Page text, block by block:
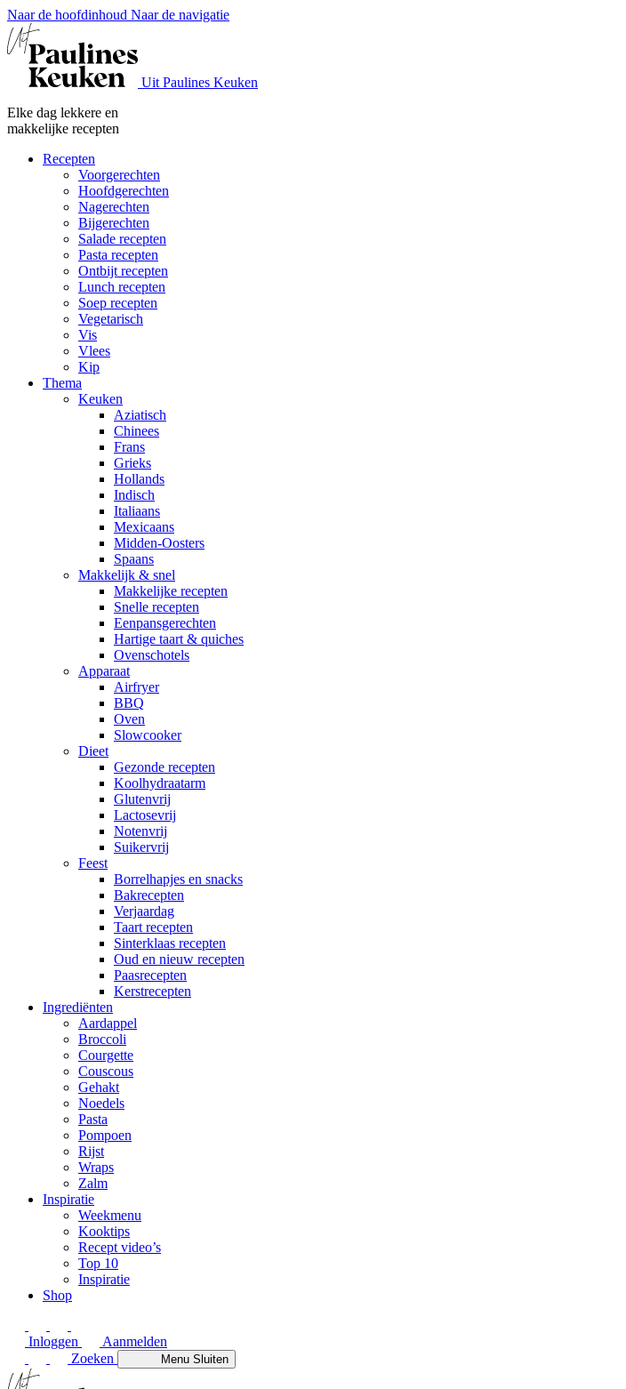
Naar de hoofdinhoud Naar de navigatie
Uit Paulines Keuken
Elke dag lekkere en
makkelijke recepten
Recepten
Voorgerechten
Hoofdgerechten
Nagerechten
Bijgerechten
Salade recepten
Pasta recepten
Ontbijt recepten
Lunch recepten
Soep recepten
Vegetarisch
Vis
Vlees
Kip
Thema
Keuken
Aziatisch
Chinees
Frans
Grieks
Hollands
Indisch
Italiaans
Mexicaans
Midden-Oosters
Spaans
Makkelijk & snel
Makkelijke recepten
Snelle recepten
Eenpansgerechten
Hartige taart & quiches
Ovenschotels
Apparaat
Airfryer
BBQ
Oven
Slowcooker
Dieet
Gezonde recepten
Koolhydraatarm
Glutenvrij
Lactosevrij
Notenvrij
Suikervrij
Feest
Borrelhapjes en snacks
Bakrecepten
Verjaardag
Taart recepten
Sinterklaas recepten
Oud en nieuw recepten
Paasrecepten
Kerstrecepten
Ingrediënten
Aardappel
Broccoli
Courgette
Couscous
Gehakt
Noedels
Pasta
Pompoen
Rijst
Wraps
Zalm
Inspiratie
Weekmenu
Kooktips
Recept video’s
Top 10
Inspiratie
Shop
Inloggen
Aanmelden
Zoeken
MenuSluiten